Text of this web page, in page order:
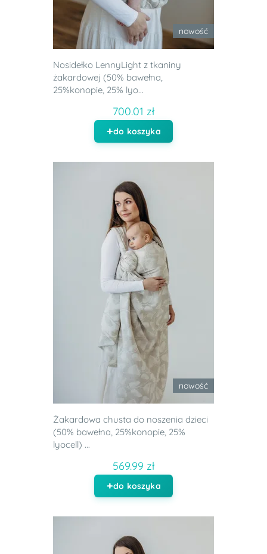
nowość
Nosidełko LennyLight z tkaniny
żakardowej (50% bawełna,
25%konopie, 25% lyo...
700.01 zł
do koszyka
nowość
Żakardowa chusta do noszenia dzieci
(50% bawełna, 25%konopie, 25%
lyocell) ...
569.99 zł
do koszyka